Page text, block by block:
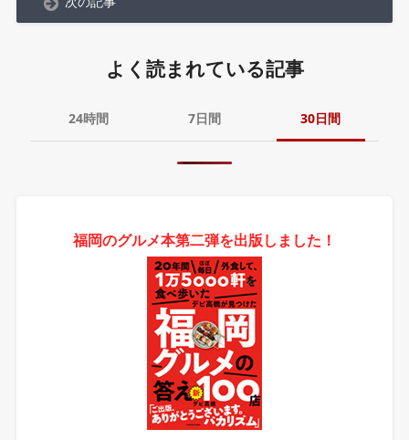
よく読まれている記事
24時間 7日間 30日間
福岡のグルメ本第二弾を出版しました！